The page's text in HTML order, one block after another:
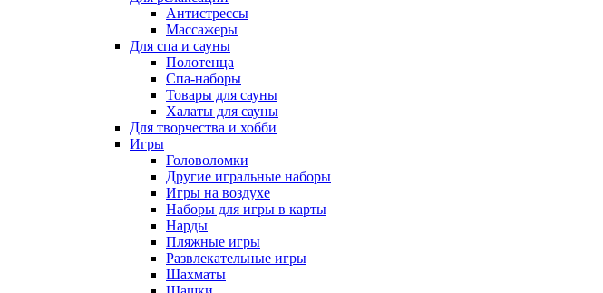
Антистрессы
Массажеры
Для спа и сауны
Полотенца
Спа-наборы
Товары для сауны
Халаты для сауны
Для творчества и хобби
Игры
Головоломки
Другие игральные наборы
Игры на воздухе
Наборы для игры в карты
Нарды
Пляжные игры
Развлекательные игры
Шахматы